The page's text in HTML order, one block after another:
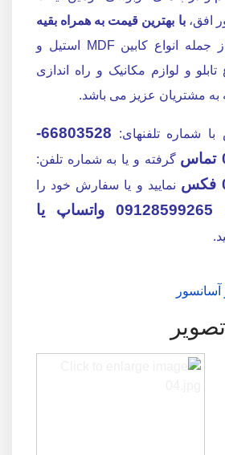
افق،با بهترین قیمت به همراه بقیه
از جمله انواع کابین MDF استیل و
تابلو و لوازم مکانیک و راه اندازی
به مشتریان عزیز می باشد.
شماره تلفنهای:
66803528-
گرفته و یا به شماره تلفن:
نمایید و یا سفارش خود را
09128599265
واتساپ یا
آسانسور